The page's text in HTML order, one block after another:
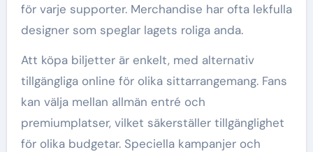
för varje supporter. Merchandise har ofta lekfulla
designer som speglar lagets roliga anda.
Att köpa biljetter är enkelt, med alternativ
tillgängliga online för olika sittarrangemang. Fans
kan välja mellan allmän entré och
premiumplatser, vilket säkerställer tillgänglighet
för olika budgetar. Speciella kampanjer och